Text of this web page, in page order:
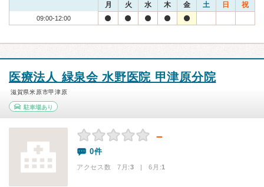
月 火 水 木 金 土 日 祝
09:00-12:00
医療法人 緑泉会 水野医院 甲津原分院
滋賀県米原市甲津原
駐車場あり
－
0件
アクセス数 7月:3 | 6月:1